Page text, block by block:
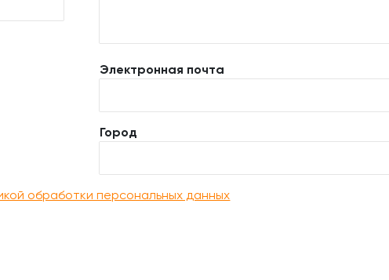
Электронная почта
Город
обработки персональных данных